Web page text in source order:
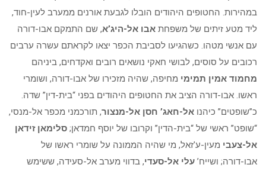
במהירות. החטופים היהודים הובלו לגבעת אורנים ממערב לעין-חוד,
ליד מטע זיתים של משפחת אבו אל-היג’א, שם התמקם אבו-דורה
עם אנשי מטהו. כשהגיעו לסביבת הכפר יצאו לקראתם עשרה ערבים
רכובים על סוסים, לבושי חאקי נושאים רובים ואקדחים, ביניהם
מחמוד אמין תמימי מחיפה, שהיה מזכירו של אבו-דורה, ושומרי
ראשו. אבו-דורה הציב את החטופים היהודים בפני “בית-דין” שדה.
כ”שופטים” כיהנו אל-חאג’ חסן אל-מנצור, תורכמני מכפר אל-מנסי,
“שופט” ראשי של “בית-הדין” וקרובו של יוסף חמדאן; סלימאן זידאן
אל-צעבי מעין-ע’זאל, מי שהיה הממונה על שומרי ראשו של
אבו-דורה; ושייח’ עלי אל-סעדי, בדווי מערב אל-סעידה, ששימש